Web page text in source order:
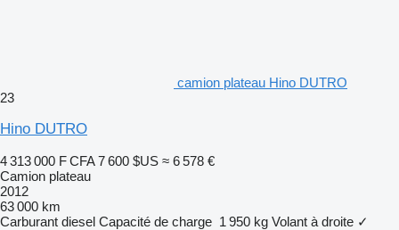
camion plateau Hino DUTRO
23
Hino DUTRO
4 313 000 F CFA 7 600 $US ≈ 6 578 €
Camion plateau
2012
63 000 km
Carburant diesel Capacité de charge 1 950 kg Volant à droite ✓